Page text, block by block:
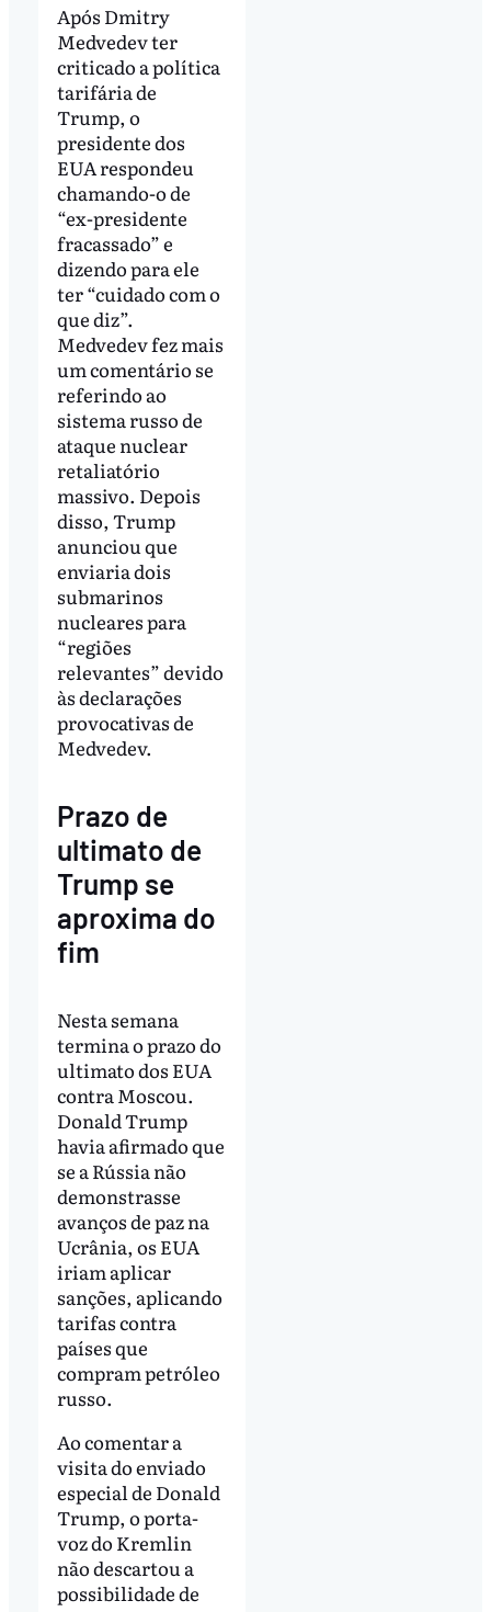
Após Dmitry
Medvedev ter
criticado a política
tarifária de
Trump, o
presidente dos
EUA respondeu
chamando-o de
“ex-presidente
fracassado” e
dizendo para ele
ter “cuidado com o
que diz”.
Medvedev fez mais
um comentário se
referindo ao
sistema russo de
ataque nuclear
retaliatório
massivo. Depois
disso, Trump
anunciou que
enviaria dois
submarinos
nucleares para
“regiões
relevantes” devido
às declarações
provocativas de
Medvedev.
Prazo de
ultimato de
Trump se
aproxima do
fim
Nesta semana
termina o prazo do
ultimato dos EUA
contra Moscou.
Donald Trump
havia afirmado que
se a Rússia não
demonstrasse
avanços de paz na
Ucrânia, os EUA
iriam aplicar
sanções, aplicando
tarifas contra
países que
compram petróleo
russo.
Ao comentar a
visita do enviado
especial de Donald
Trump, o porta-
voz do Kremlin
não descartou a
possibilidade de